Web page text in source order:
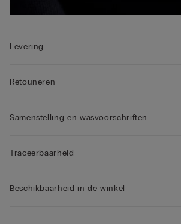
Levering
Retouneren
Samenstelling en wasvoorschriften
Traceerbaarheid
Beschikbaarheid in de winkel